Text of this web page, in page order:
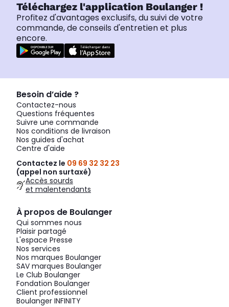
Téléchargez l'application Boulanger !
Profitez d'avantages exclusifs, du suivi de votre
commande, de conseils d'entretien et plus
encore.
Besoin d’aide ?
Contactez-nous
Questions fréquentes
Suivre une commande
Nos conditions de livraison
Nos guides d'achat
Centre d'aide
Contactez le 09 69 32 32 23
(appel non surtaxé)
Accès sourds
et malentendants
À propos de Boulanger
Qui sommes nous
Plaisir partagé
L'espace Presse
Nos services
Nos marques Boulanger
SAV marques Boulanger
Le Club Boulanger
Fondation Boulanger
Client professionnel
Boulanger INFINITY